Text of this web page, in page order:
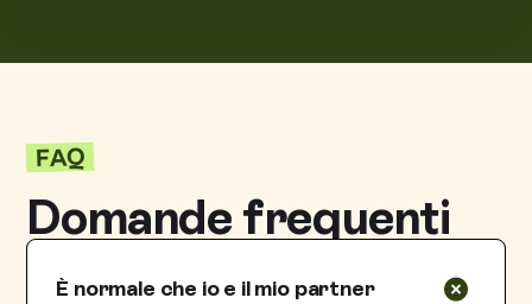
FAQ
Domande frequenti
È normale che io e il mio partner